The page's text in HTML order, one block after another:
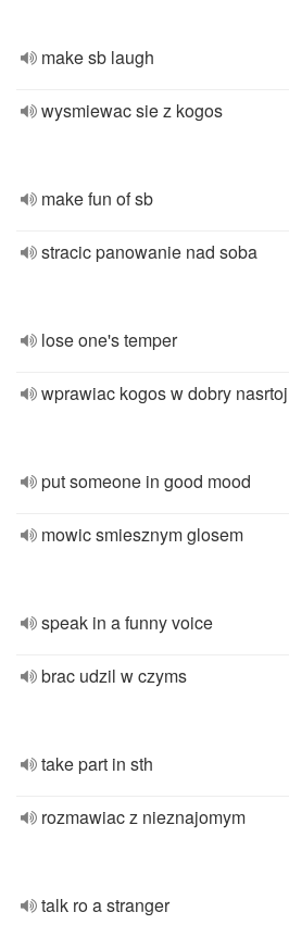
make sb laugh
wysmiewac sie z kogos
make fun of sb
stracic panowanie nad soba
lose one's temper
wprawiac kogos w dobry nasrtoj
put someone in good mood
mowic smiesznym glosem
speak in a funny voice
brac udzil w czyms
take part in sth
rozmawiac z nieznajomym
talk ro a stranger